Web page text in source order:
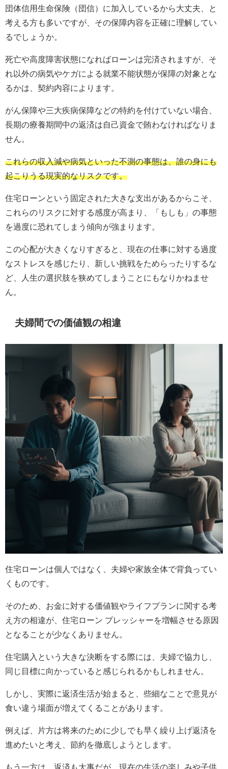
団体信用生命保険（団信）に加入しているから大丈夫、と
考える方も多いですが、その保障内容を正確に理解してい
るでしょうか。
死亡や高度障害状態になればローンは完済されますが、そ
れ以外の病気やケガによる就業不能状態が保障の対象とな
るかは、契約内容によります。
がん保障や三大疾病保障などの特約を付けていない場合、
長期の療養期間中の返済は自己資金で賄わなければなりま
せん。
これらの収入減や病気といった不測の事態は、誰の身にも
起こりうる現実的なリスクです。
住宅ローンという固定された大きな支出があるからこそ、
これらのリスクに対する感度が高まり、「もしも」の事態
を過度に恐れてしまう傾向が強まります。
この心配が大きくなりすぎると、現在の仕事に対する過度
なストレスを感じたり、新しい挑戦をためらったりするな
ど、人生の選択肢を狭めてしまうことにもなりかねませ
ん。
夫婦間での価値観の相違
住宅ローンは個人ではなく、夫婦や家族全体で背負ってい
くものです。
そのため、お金に対する価値観やライフプランに関する考
え方の相違が、住宅ローン プレッシャーを増幅させる原因
となることが少なくありません。
住宅購入という大きな決断をする際には、夫婦で協力し、
同じ目標に向かっていると感じられるかもしれません。
しかし、実際に返済生活が始まると、些細なことで意見が
食い違う場面が増えてくることがあります。
例えば、片方は将来のために少しでも早く繰り上げ返済を
進めたいと考え、節約を徹底しようとします。
もう一方は、返済も大事だが、現在の生活の楽しみや子供